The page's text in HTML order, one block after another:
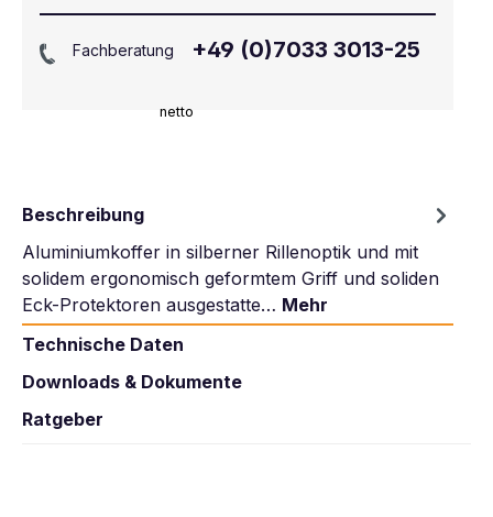
netto
Fachberatung +49 (0)7033 3013-25
Beschreibung
Aluminiumkoffer in silberner Rillenoptik und mit
solidem ergonomisch geformtem Griff und soliden
Eck-Protektoren ausgestatte… Mehr
Technische Daten
Downloads & Dokumente
Ratgeber